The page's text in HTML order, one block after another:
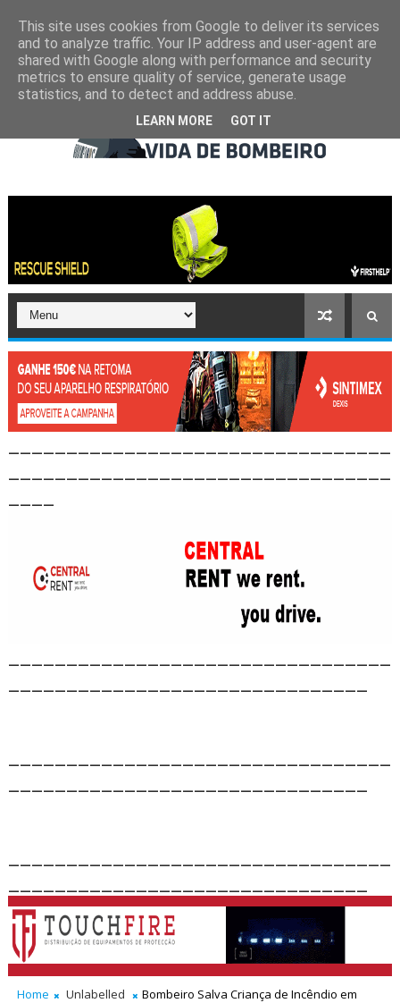
Home Unlabelled
Bombeiro Salva Criança de Incêndio em
This site uses cookies from Google to deliver its services
and to analyze traffic. Your IP address and user-agent are
shared with Google along with performance and security
metrics to ensure quality of service, generate usage
statistics, and to detect and address abuse.
LEARN MORE GOT IT